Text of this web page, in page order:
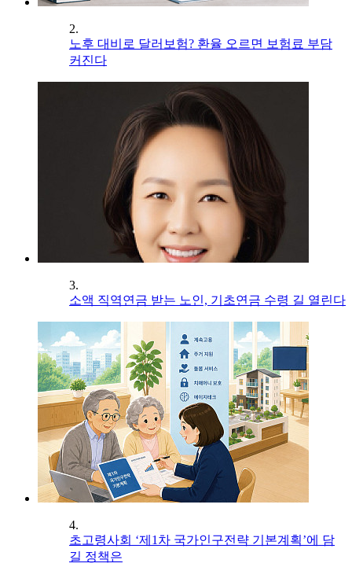
2.
노후 대비로 달러보험? 환율 오르면 보험료 부담
커진다
3.
소액 직역연금 받는 노인, 기초연금 수령 길 열린다
4.
초고령사회 ‘제1차 국가인구전략 기본계획’에 담
길 정책은